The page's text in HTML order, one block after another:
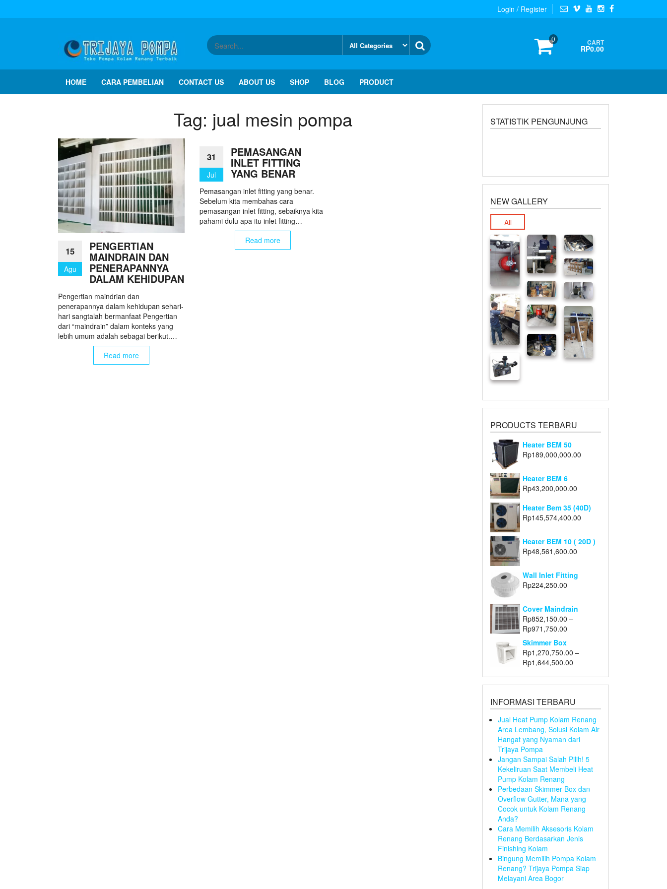
Login / Register
0 CART
RP0.00
HOME CARA PEMBELIAN CONTACT US ABOUT US SHOP BLOG PRODUCT
Tag: jual mesin pompa
15
Agu
PENGERTIAN
MAINDRAIN DAN
PENERAPANNYA
DALAM KEHIDUPAN
Pengertian maindrian dan
penerapannya dalam kehidupan sehari-
hari sangtalah bermanfaat Pengertian
dari “maindrain” dalam konteks yang
lebih umum adalah sebagai berikut.…
Read more
31
Jul
PEMASANGAN
INLET FITTING
YANG BENAR
Pemasangan inlet fitting yang benar.
Sebelum kita membahas cara
pemasangan inlet fitting, sebaiknya kita
pahami dulu apa itu inlet fitting…
Read more
STATISTIK PENGUNJUNG
NEW GALLERY
All
PRODUCTS TERBARU
Heater BEM 50
Rp189,000,000.00
Heater BEM 6
Rp43,200,000.00
Heater Bem 35 (40D)
Rp145,574,400.00
Heater BEM 10 ( 20D )
Rp48,561,600.00
Wall Inlet Fitting
Rp224,250.00
Cover Maindrain
Rp852,150.00 –
Rp971,750.00
Skimmer Box
Rp1,270,750.00 –
Rp1,644,500.00
INFORMASI TERBARU
Jual Heat Pump Kolam Renang
Area Lembang, Solusi Kolam Air
Hangat yang Nyaman dari
Trijaya Pompa
Jangan Sampai Salah Pilih! 5
Kekeliruan Saat Membeli Heat
Pump Kolam Renang
Perbedaan Skimmer Box dan
Overflow Gutter, Mana yang
Cocok untuk Kolam Renang
Anda?
Cara Memilih Aksesoris Kolam
Renang Berdasarkan Jenis
Finishing Kolam
Bingung Memilih Pompa Kolam
Renang? Trijaya Pompa Siap
Melayani Area Bogor